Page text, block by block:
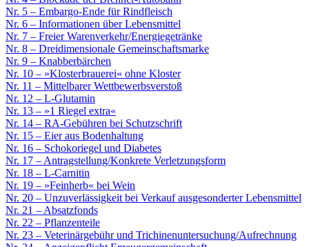
Nr. 5 – Embargo-Ende für Rindfleisch
Nr. 6 – Informationen über Lebensmittel
Nr. 7 – Freier Warenverkehr/Energiegetränke
Nr. 8 – Dreidimensionale Gemeinschaftsmarke
Nr. 9 – Knabberbärchen
Nr. 10 – »Klosterbrauerei« ohne Kloster
Nr. 11 – Mittelbarer Wettbewerbsverstoß
Nr. 12 – L-Glutamin
Nr. 13 – »1 Riegel extra«
Nr. 14 – RA-Gebühren bei Schutzschrift
Nr. 15 – Eier aus Bodenhaltung
Nr. 16 – Schokoriegel und Diabetes
Nr. 17 – Antragstellung/Konkrete Verletzungsform
Nr. 18 – L-Carnitin
Nr. 19 – »Feinherb« bei Wein
Nr. 20 – Unzuverlässigkeit bei Verkauf ausgesonderter Lebensmittel
Nr. 21 – Absatzfonds
Nr. 22 – Pflanzenteile
Nr. 23 – Veterinärgebühr und Trichinenuntersuchung/Aufrechnung